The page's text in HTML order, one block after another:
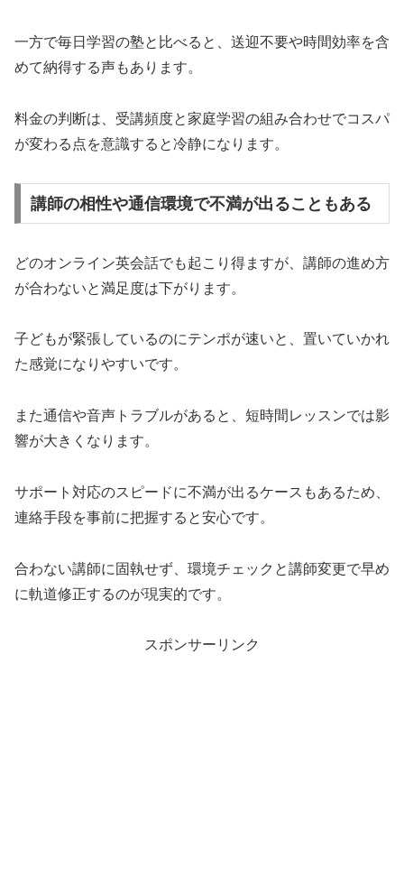
一方で毎日学習の塾と比べると、送迎不要や時間効率を含
めて納得する声もあります。
料金の判断は、受講頻度と家庭学習の組み合わせでコスパ
が変わる点を意識すると冷静になります。
講師の相性や通信環境で不満が出ることもある
どのオンライン英会話でも起こり得ますが、講師の進め方
が合わないと満足度は下がります。
子どもが緊張しているのにテンポが速いと、置いていかれ
た感覚になりやすいです。
また通信や音声トラブルがあると、短時間レッスンでは影
響が大きくなります。
サポート対応のスピードに不満が出るケースもあるため、
連絡手段を事前に把握すると安心です。
合わない講師に固執せず、環境チェックと講師変更で早め
に軌道修正するのが現実的です。
スポンサーリンク